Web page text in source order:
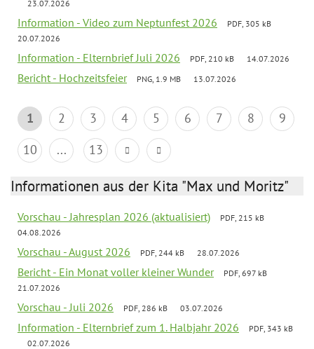
23.07.2026
Information - Video zum Neptunfest 2026
PDF, 305 kB
20.07.2026
Information - Elternbrief Juli 2026 PDF, 210 kB 14.07.2026
Bericht - Hochzeitsfeier PNG, 1.9 MB 13.07.2026
1 2 3 4 5 6 7 8
9
10
... 13
Informationen aus der Kita "Max und Moritz"
Vorschau - Jahresplan 2026 (aktualisiert)
PDF, 215 kB
04.08.2026
Vorschau - August 2026 PDF, 244 kB 28.07.2026
Bericht - Ein Monat voller kleiner Wunder
PDF, 697 kB
21.07.2026
Vorschau - Juli 2026 PDF, 286 kB 03.07.2026
Information - Elternbrief zum 1. Halbjahr 2026
PDF, 343 kB
02.07.2026